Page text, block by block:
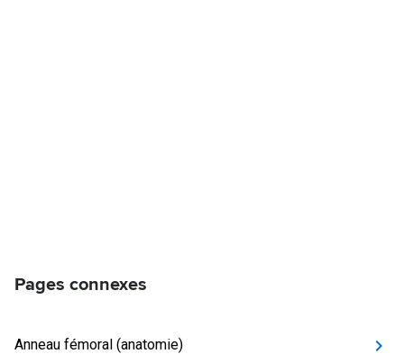
Pages connexes
Anneau fémoral (anatomie)